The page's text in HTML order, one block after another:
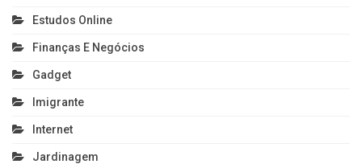
Estudos Online
Finanças E Negócios
Gadget
Imigrante
Internet
Jardinagem